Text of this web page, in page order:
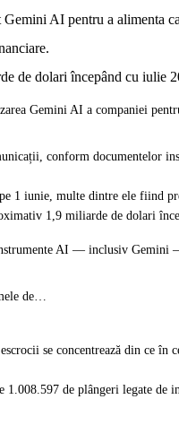
AI pentru a alimenta
de dolari începând cu iulie
Gemini AI a companiei
conform documentelor
1 iunie, multe dintre ele fiind
1,9 miliarde de dolari
AI — inclusiv Gemini
de…
se concentrează din ce în
de plângeri legate